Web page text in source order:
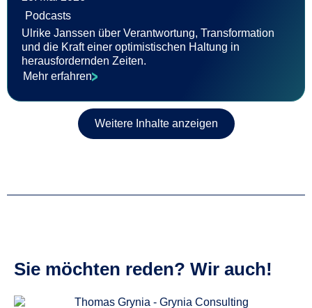
Podcasts
Ulrike Janssen über Verantwortung, Transformation
und die Kraft einer optimistischen Haltung in
herausfordernden Zeiten.
Mehr erfahren
Weitere Inhalte anzeigen
Sie möchten reden? Wir auch!